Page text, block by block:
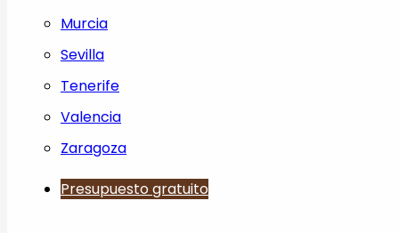
Murcia
Sevilla
Tenerife
Valencia
Zaragoza
Presupuesto gratuito